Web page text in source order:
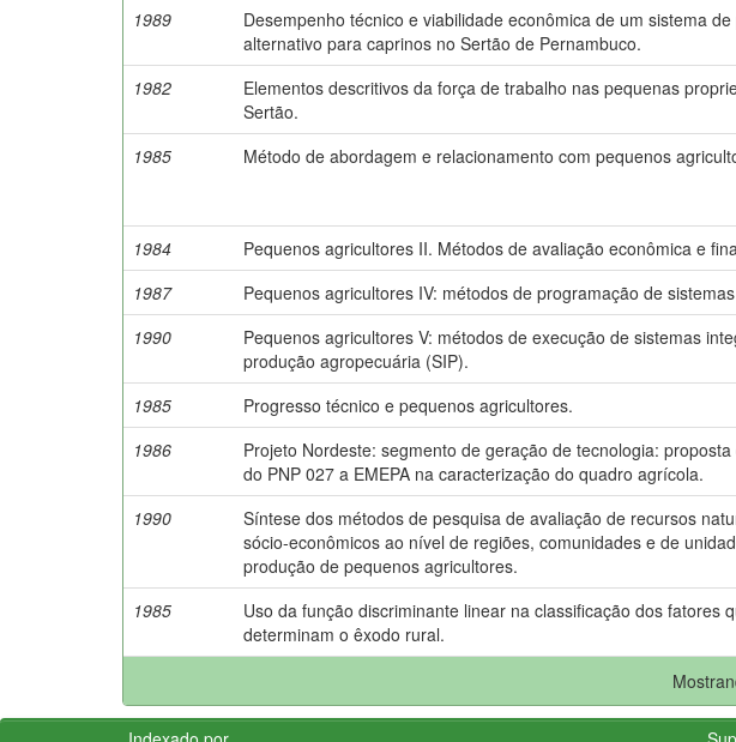
1989
Desempenho técnico e viabilidade econômica de um sistema
alternativo para caprinos no Sertão de Pernambuco.
1982
Elementos descritivos da força de trabalho nas pequenas
Sertão.
1985
Método de abordagem e relacionamento com pequenos
1984
Pequenos agricultores II. Métodos de avaliação econômica e
1987
Pequenos agricultores IV: métodos de programação de
1990
Pequenos agricultores V: métodos de execução de sistemas
produção agropecuária (SIP).
1985
Progresso técnico e pequenos agricultores.
1986
Projeto Nordeste: segmento de geração de tecnologia: proposta
do PNP 027 a EMEPA na caracterização do quadro agrícola.
1990
Síntese dos métodos de pesquisa de avaliação de recursos
sócio-econômicos ao nível de regiões, comunidades e de
produção de pequenos agricultores.
1985
Uso da função discriminante linear na classificação dos fatores
determinam o êxodo rural.